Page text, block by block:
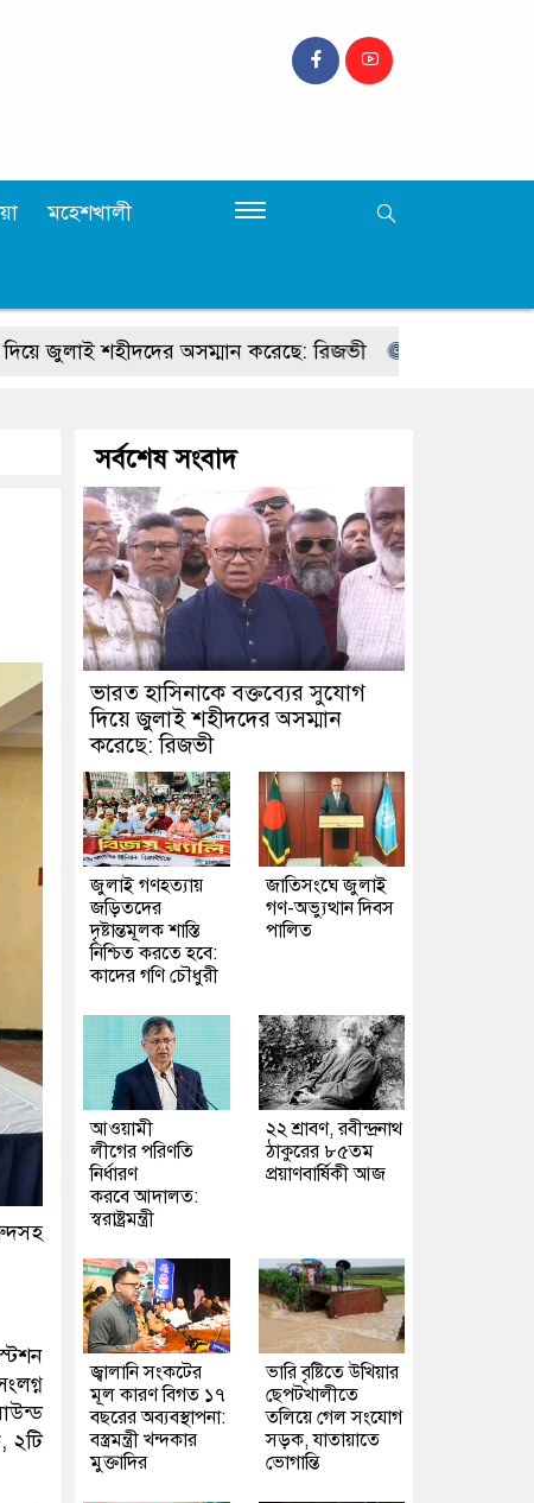
মহেশখালী
শহীদদের অসম্মান করেছে: রিজভী জুলাই গণহত্যায়
২টি
সর্বশেষ সংবাদ
ভারত হাসিনাকে বক্তব্যের সুযোগ
দিয়ে জুলাই শহীদদের অসম্মান
করেছে: রিজভী
জুলাই গণহত্যায়
জড়িতদের
দৃষ্টান্তমূলক শাস্তি
নিশ্চিত করতে হবে:
কাদের গণি চৌধুরী
জাতিসংঘে জুলাই
গণ-অভ্যুত্থান দিবস
পালিত
আওয়ামী
লীগের পরিণতি
নির্ধারণ
করবে আদালত:
স্বরাষ্ট্রমন্ত্রী
২২ শ্রাবণ, রবীন্দ্রনাথ
ঠাকুরের ৮৫তম
প্রয়াণবার্ষিকী আজ
জ্বালানি সংকটের
মূল কারণ বিগত ১৭
বছরের অব্যবস্থাপনা:
বস্ত্রমন্ত্রী খন্দকার
মুক্তাদির
ভারি বৃষ্টিতে উখিয়ার
ছেপটখালীতে
তলিয়ে গেল সংযোগ
সড়ক, যাতায়াতে
ভোগান্তি